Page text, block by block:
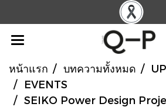
หน้าแรก บทความทั้งหมด
EVENTS
SEIKO Power Design